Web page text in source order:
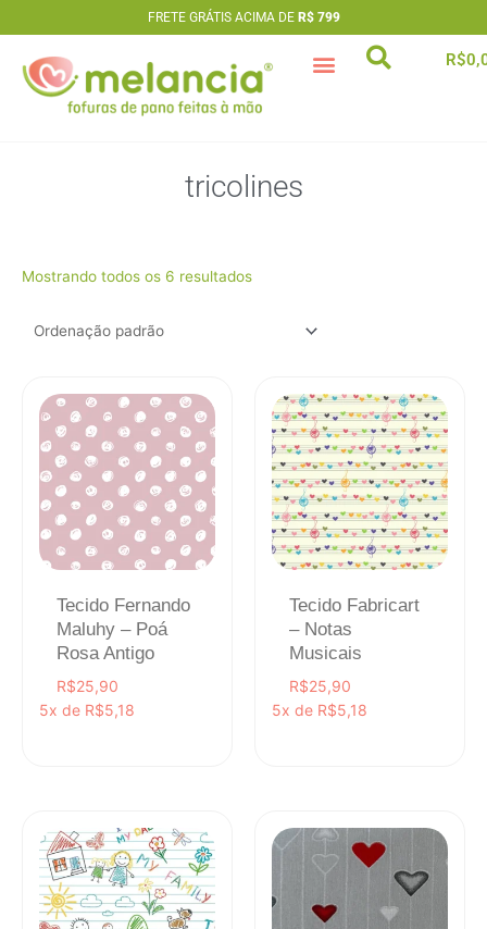
para
conteúdo
FRETE GRÁTIS ACIMA DER$ 799
R$
tricolines
Mostrando todos os 6 resultados
Tecido Fernando
Maluhy – Poá
Rosa Antigo
R$25,90
5x de R$5,18
Tecido Fabricart
– Notas
Musicais
R$25,90
5x de R$5,18